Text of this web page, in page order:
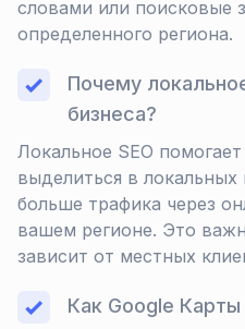
словами или поисковые
определенного региона.
Почему
бизнеса?
Локальное SEO
выделиться в локальных
больше трафика через
вашем регионе. Это
зависит от местных
Как Google